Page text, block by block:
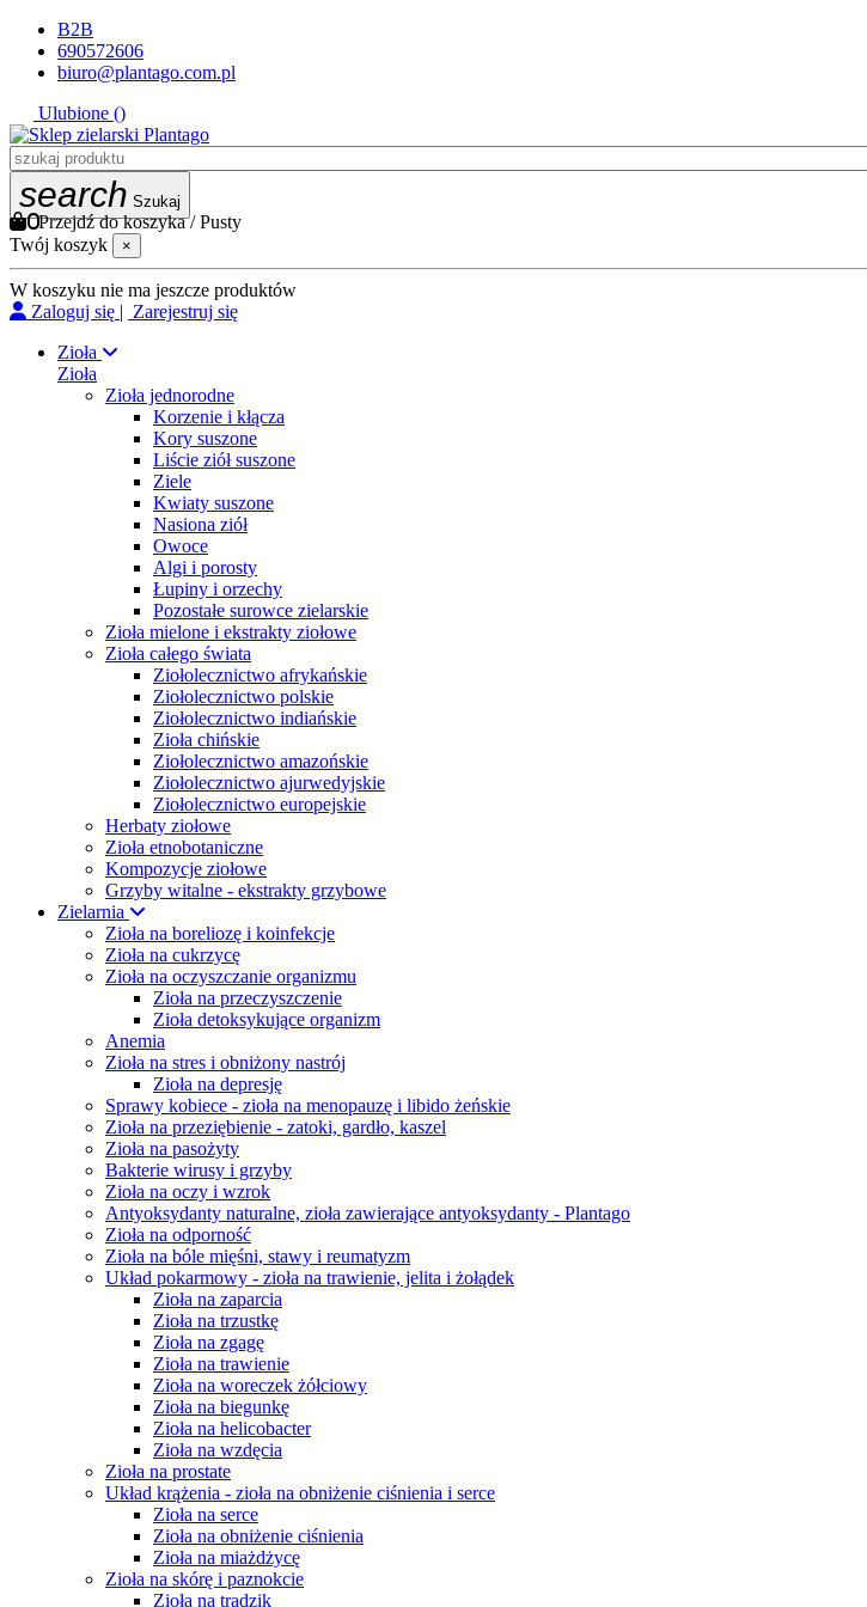
B2B
690572606
biuro@plantago.com.pl
Ulubione ()
search Szukaj
0Przejdź do koszyka /Pusty
Twój koszyk
×
W koszyku nie ma jeszcze produktów
Zaloguj się | Zarejestruj się
Zioła
Zioła
Zioła jednorodne
Korzenie i kłącza
Kory suszone
Liście ziół suszone
Ziele
Kwiaty suszone
Nasiona ziół
Owoce
Algi i porosty
Łupiny i orzechy
Pozostałe surowce zielarskie
Zioła mielone i ekstrakty ziołowe
Zioła całego świata
Ziołolecznictwo afrykańskie
Ziołolecznictwo polskie
Ziołolecznictwo indiańskie
Zioła chińskie
Ziołolecznictwo amazońskie
Ziołolecznictwo ajurwedyjskie
Ziołolecznictwo europejskie
Herbaty ziołowe
Zioła etnobotaniczne
Kompozycje ziołowe
Grzyby witalne - ekstrakty grzybowe
Zielarnia
Zioła na boreliozę i koinfekcje
Zioła na cukrzycę
Zioła na oczyszczanie organizmu
Zioła na przeczyszczenie
Zioła detoksykujące organizm
Anemia
Zioła na stres i obniżony nastrój
Zioła na depresję
Sprawy kobiece - zioła na menopauzę i libido żeńskie
Zioła na przeziębienie - zatoki, gardło, kaszel
Zioła na pasożyty
Bakterie wirusy i grzyby
Zioła na oczy i wzrok
Antyoksydanty naturalne, zioła zawierające antyoksydanty - Plantago
Zioła na odporność
Zioła na bóle mięśni, stawy i reumatyzm
Układ pokarmowy - zioła na trawienie, jelita i żołądek
Zioła na zaparcia
Zioła na trzustkę
Zioła na zgagę
Zioła na trawienie
Zioła na woreczek żółciowy
Zioła na biegunkę
Zioła na helicobacter
Zioła na wzdęcia
Zioła na prostate
Układ krążenia - zioła na obniżenie ciśnienia i serce
Zioła na serce
Zioła na obniżenie ciśnienia
Zioła na miażdżycę
Zioła na skórę i paznokcie
Zioła na trądzik